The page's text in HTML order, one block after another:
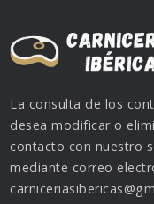
La consulta de los
desea modificar o
contacto con nuestro
mediante correo